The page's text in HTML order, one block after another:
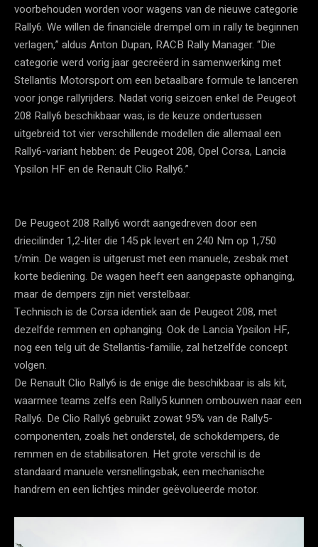
voorbehouden worden voor wagens van de nieuwe categorie
Rally6. We willen de financiële drempel om in rally te beginnen
verlagen,” aldus Anton Dupan, RACB Rally Manager. “Die
categorie werd vorig jaar gecreëerd in samenwerking met
Stellantis Motorsport om een betaalbare formule te lanceren
voor jonge rallyrijders. Nadat vorig seizoen enkel de Peugeot
208 Rally6 beschikbaar was, is de keuze ondertussen
uitgebreid tot vier verschillende modellen die allemaal een
Rally6-variant hebben: de Peugeot 208, Opel Corsa, Lancia
Ypsilon HF en de Renault Clio Rally6.”
De Peugeot 208 Rally6 wordt aangedreven door een
driecilinder 1,2-liter die 145 pk levert en 240 Nm op 1,750
t/min. De wagen is uitgerust met een manuele, zesbak met
korte bediening. De wagen heeft een aangepaste ophanging,
maar de dempers zijn niet verstelbaar.
Technisch is de Corsa identiek aan de Peugeot 208, met
dezelfde remmen en ophanging. Ook de Lancia Ypsilon HF,
nog een telg uit de Stellantis-familie, zal hetzelfde concept
volgen.
De Renault Clio Rally6 is de enige die beschikbaar is als kit,
waarmee teams zelfs een Rally5 kunnen ombouwen naar een
Rally6. De Clio Rally6 gebruikt zowat 95% van de Rally5-
componenten, zoals het onderstel, de schokdempers, de
remmen en de stabilisatoren. Het grote verschil is de
standaard manuele versnellingsbak, een mechanische
handrem en een lichtjes minder geëvolueerde motor.